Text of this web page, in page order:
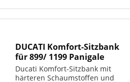
DUCATI Komfort-Sitzbank
für 899/ 1199 Panigale
Ducati Komfort-Sitzbank mit
härteren Schaumstoffen und